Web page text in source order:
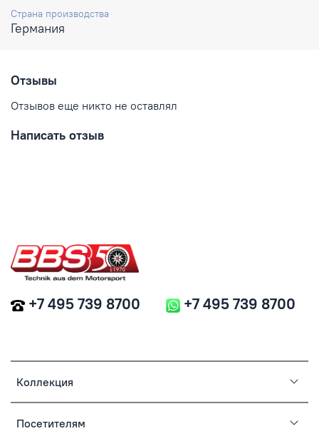
Страна производства
Германия
Отзывы
Отзывов еще никто не оставлял
Написать отзыв
Коллекция
Посетителям
+7 495 739 8700 +7 495 739 8700